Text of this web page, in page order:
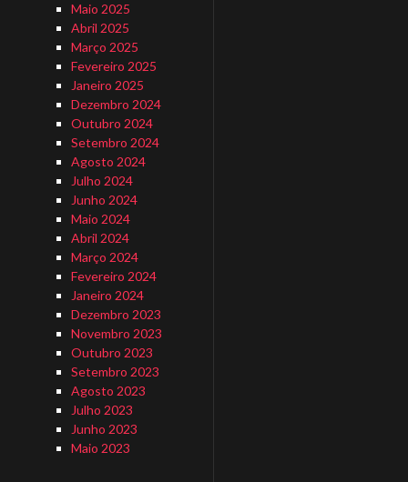
Maio 2025
Abril 2025
Março 2025
Fevereiro 2025
Janeiro 2025
Dezembro 2024
Outubro 2024
Setembro 2024
Agosto 2024
Julho 2024
Junho 2024
Maio 2024
Abril 2024
Março 2024
Fevereiro 2024
Janeiro 2024
Dezembro 2023
Novembro 2023
Outubro 2023
Setembro 2023
Agosto 2023
Julho 2023
Junho 2023
Maio 2023